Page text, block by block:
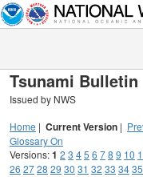
Tsunami Bulletin
Issued by NWS
Home | Current Version |
Glossary On
Versions:1 2 3 45 6 78 9 10
26 2728 29 30 31 32 33 3435